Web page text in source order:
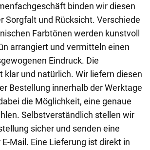
binden wir diesen
Sorgfalt und Rücksicht. Verschiede
Farbtönen werden kunstvoll
arrangiert und vermitteln einen
Eindruck. Die
klar und natürlich. Wir liefern diesen
Bestellung innerhalb der Werktage
die Möglichkeit, eine genaue
Selbstverständlich stellen wir
sicher und senden eine
Mail. Eine Lieferung ist direkt in